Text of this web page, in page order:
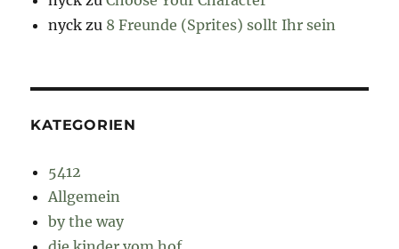
nyck zu 8 Freunde (Sprites) sollt Ihr sein
KATEGORIEN
5412
Allgemein
by the way